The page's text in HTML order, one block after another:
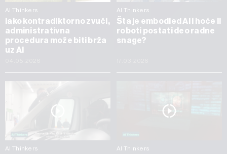
AI Thinkers
Iako kontradiktorno zvuči,
administrativna
procedura može biti brža
uz AI
AI Thinkers
Šta je embodied AI i hoće li
roboti postati deo radne
snage?
AI Thinkers AI Thinkers